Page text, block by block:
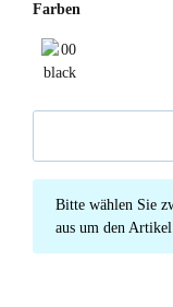
Farben
x
Bitte wählen Sie
aus um den